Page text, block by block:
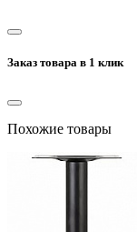
Заказ товара в 1 клик
Похожие товары